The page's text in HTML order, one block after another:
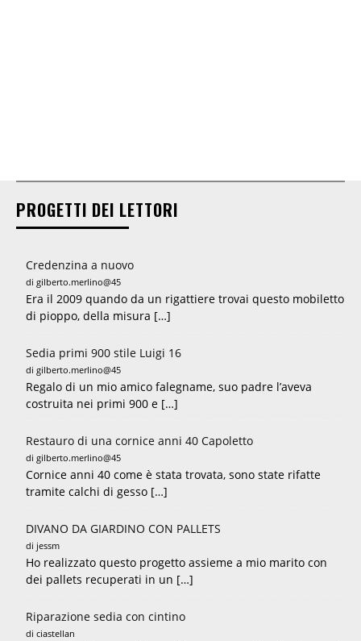
PROGETTI DEI LETTORI
Credenzina a nuovo
di gilberto.merlino@45
Era il 2009 quando da un rigattiere trovai questo mobiletto
di pioppo, della misura […]
Sedia primi 900 stile Luigi 16
di gilberto.merlino@45
Regalo di un mio amico falegname, suo padre l’aveva
costruita nei primi 900 e […]
Restauro di una cornice anni 40 Capoletto
di gilberto.merlino@45
Cornice anni 40 come è stata trovata, sono state rifatte
tramite calchi di gesso […]
DIVANO DA GIARDINO CON PALLETS
di jessm
Ho realizzato questo progetto assieme a mio marito con
dei pallets recuperati in un […]
Riparazione sedia con cintino
di ciastellan